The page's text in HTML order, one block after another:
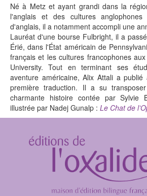
Né à Metz et ayant grandi dans la
l'anglais et des cultures
d'anglais, il a notamment accompli une
Lauréat d'une bourse Fulbright, il a
Érié, dans l'État américain de
français et les cultures francophones
University. Tout en terminant ses
aventure américaine, Alix Attali a
première traduction. Il a su
charmante histoire contée par Sylvie
illustrée par Nadej Gunalp : Le Chat de